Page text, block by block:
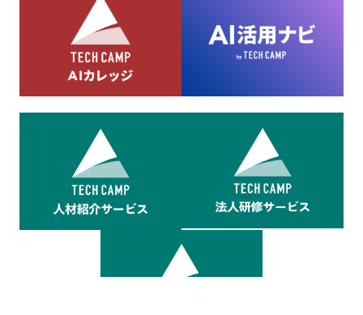
析結果を取得し、これをお客様の個人データと結びつけた上
で、広告配信等の目的で利用いたします。